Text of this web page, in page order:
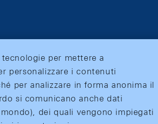
per mettere a
personalizzare i contenuti
per analizzare in forma anonima il
si comunicano anche dati
dei quali vengono impiegati